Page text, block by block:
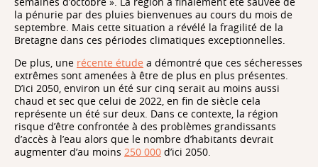
la pénurie par des pluies bienvenues au cours du mois de
septembre. Mais cette situation a révélé la fragilité de la
Bretagne dans ces périodes climatiques exceptionnelles.
De plus, une récente étude a démontré que ces sécheresses
extrêmes sont amenées à être de plus en plus présentes.
D’ici 2050, environ un été sur cinq serait au moins aussi
chaud et sec que celui de 2022, en fin de siècle cela
représente un été sur deux. Dans ce contexte, la région
risque d’être confrontée à des problèmes grandissants
d’accès à l’eau alors que le nombre d’habitants devrait
augmenter d’au moins 250 000 d’ici 2050.